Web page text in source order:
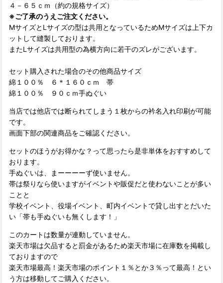
４－６５ｃｍ（約の規格サイズ）
※ご了承のうえご注文ください。
MサイズとLサイズの型は共用となっているためMサイズは上下カ
ットして縫製しております。
またLサイズは共用型の為横方向に若干のズレがございます。
セット購入された場合のその他商品サイズ
綿１００％ ６＊１６０ｃｍ 帯
綿１００％ ９０ｃｍ手ぬぐい
当店では他店では断られてしまう１枚からの衿名入れ印刷が可能
です。
画面下部の関連商品をご確認ください。
セットのほうがお得かな？って思ったら是非単体をおすすめして
おります。
手ぬぐいは、まーーーーず使いません。
帯は祭りなら使いますがイベントや販促だと使わないことが多い
ことと
学校イベント、役場イベント、町内イベントで貸し出すとだいた
い「帯も手ぬぐいも無くします！」
このカートは数量が連動していません。
楽天市場は欠品すると罰金があるため楽天市場に在庫数を掲載し
ておりますので
楽天市場最高！楽天市場のポイント１％とか３％って最高！とい
う方は移動してご購入ください。